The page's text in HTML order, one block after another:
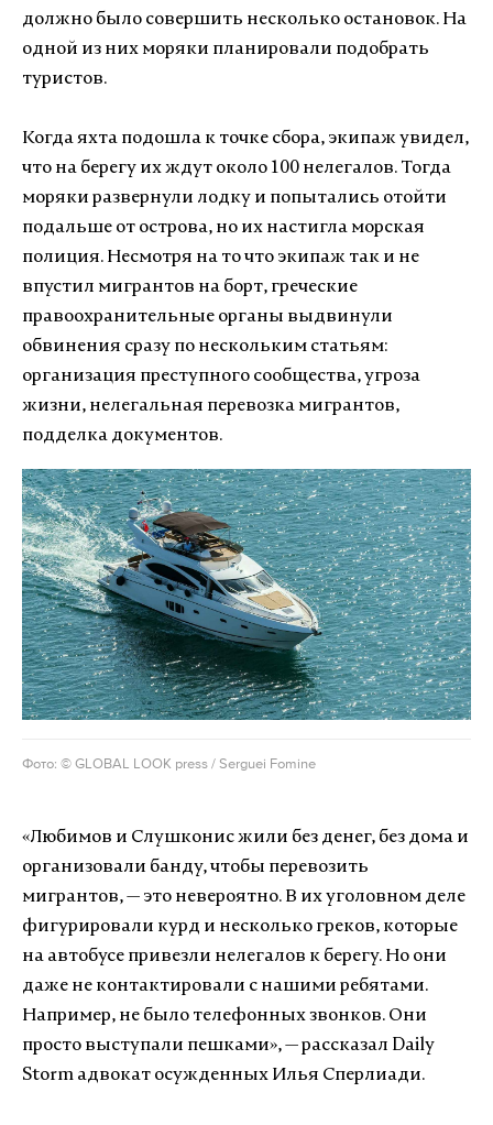
должно было совершить несколько остановок. На
одной из них моряки планировали подобрать
туристов.
Когда яхта подошла к точке сбора, экипаж увидел,
что на берегу их ждут около 100 нелегалов. Тогда
моряки развернули лодку и попытались отойти
подальше от острова, но их настигла морская
полиция. Несмотря на то что экипаж так и не
впустил мигрантов на борт, греческие
правоохранительные органы выдвинули
обвинения сразу по нескольким статьям:
организация преступного сообщества, угроза
жизни, нелегальная перевозка мигрантов,
подделка документов.
Фото: © GLOBAL LOOK press / Serguei Fomine
«Любимов и Слушконис жили без денег, без дома и
организовали банду, чтобы перевозить
мигрантов, — это невероятно. В их уголовном деле
фигурировали курд и несколько греков, которые
на автобусе привезли нелегалов к берегу. Но они
даже не контактировали с нашими ребятами.
Например, не было телефонных звонков. Они
просто выступали пешками», — рассказал Daily
Storm адвокат осужденных Илья Сперлиади.